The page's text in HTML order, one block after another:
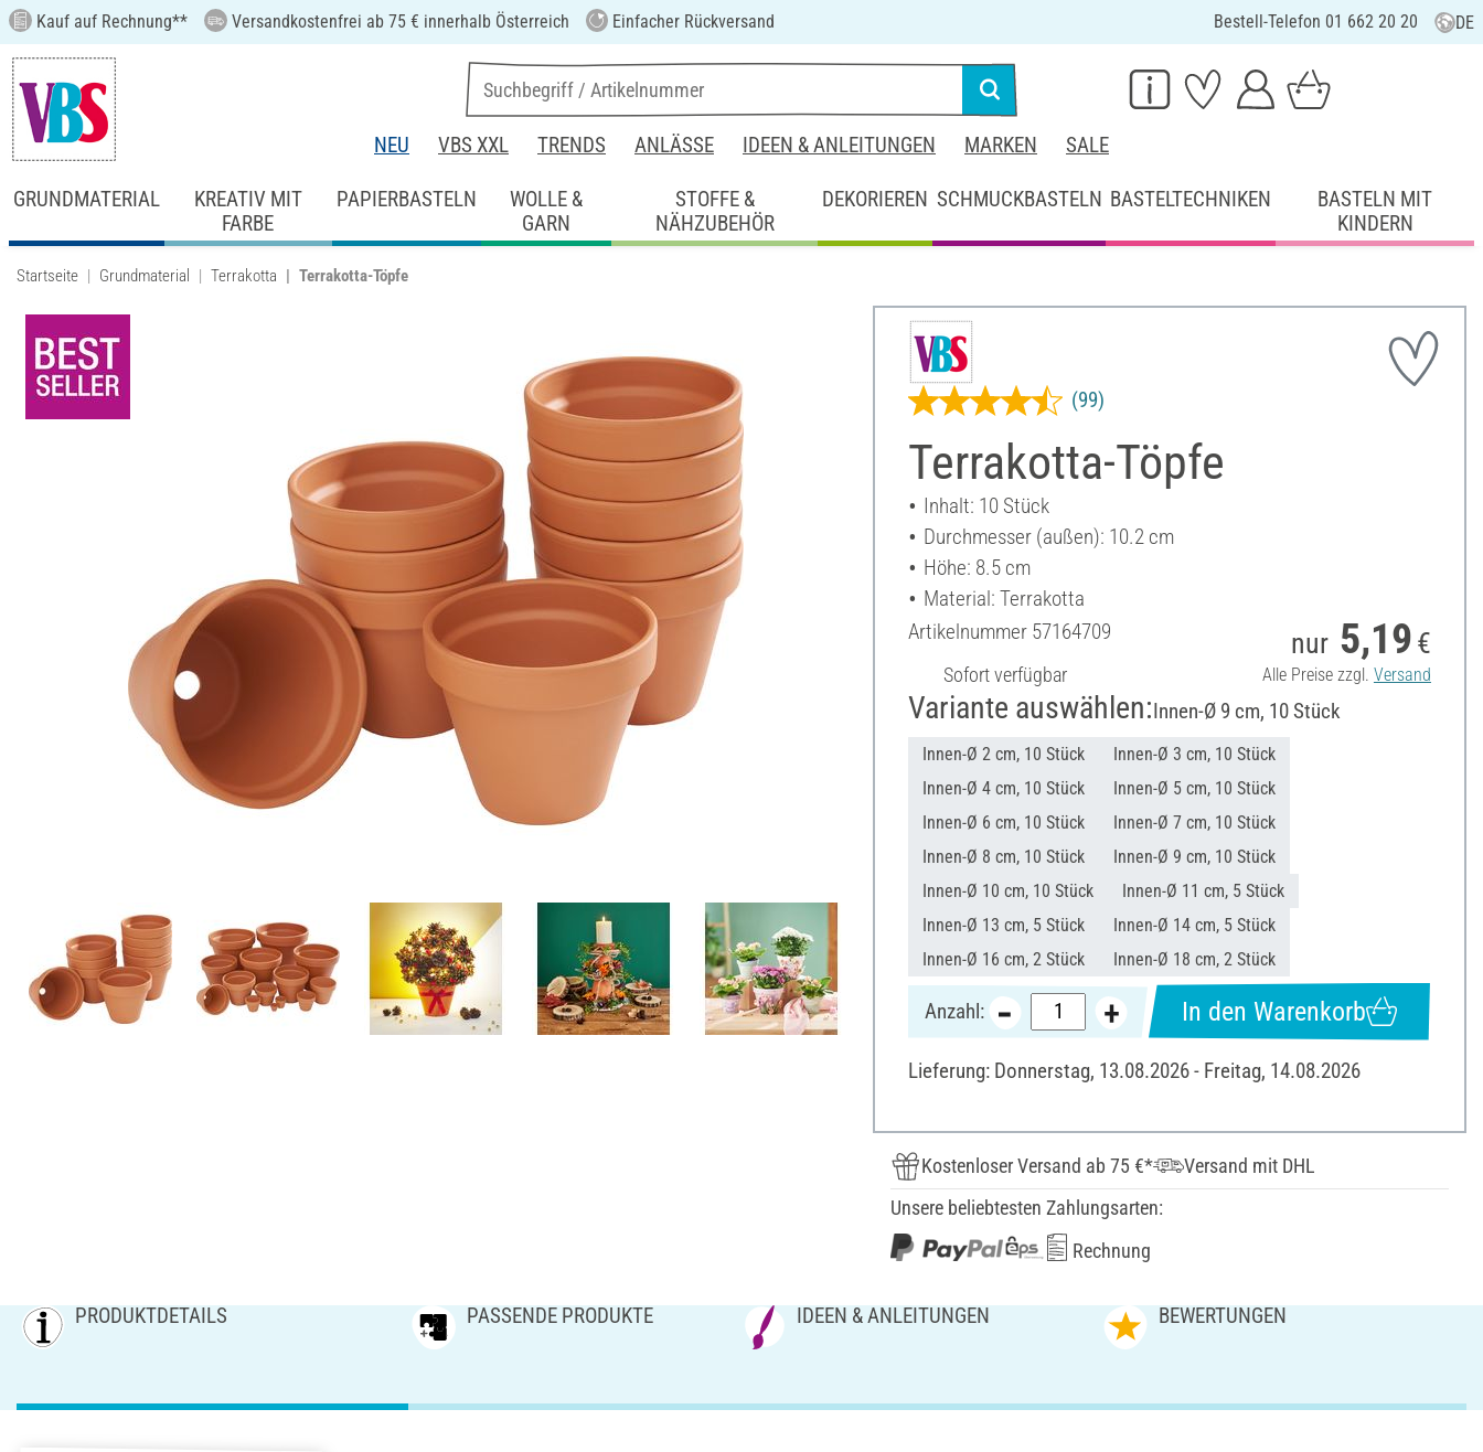
Kauf auf Rechnung** Versandkostenfrei ab 75 € innerhalb Österreich Einfacher Rückversand Bestell-Telefon 01 662 20 20 DE
NEU VBS XXL TRENDS ANLÄSSE IDEEN & ANLEITUNGEN MARKEN SALE
GRUNDMATERIAL
KREATIV MIT
FARBE
PAPIERBASTELN
WOLLE &
GARN
STOFFE &
NÄHZUBEHÖR
DEKORIEREN SCHMUCKBASTELN BASTELTECHNIKEN
BASTELN MIT
KINDERN
Startseite Grundmaterial Terrakotta Terrakotta-Töpfe
Terrakotta-Töpfe
(99)
Inhalt: 10 Stück
Durchmesser (außen): 10.2 cm
Höhe: 8.5 cm
Material: Terrakotta
Artikelnummer 57164709
Sofort verfügbar
nur 5,19 €
Alle Preise zzgl. Versand
Variante auswählen:Innen-Ø 9 cm, 10 Stück
Innen-Ø 2 cm, 10 Stück
Innen-Ø 3 cm, 10 Stück
Innen-Ø 4 cm, 10 Stück
Innen-Ø 5 cm, 10 Stück
Innen-Ø 6 cm, 10 Stück
Innen-Ø 7 cm, 10 Stück
Innen-Ø 8 cm, 10 Stück
Innen-Ø 9 cm, 10 Stück
Innen-Ø 10 cm, 10 Stück
Innen-Ø 11 cm, 5 Stück
Innen-Ø 13 cm, 5 Stück
Innen-Ø 14 cm, 5 Stück
Innen-Ø 16 cm, 2 Stück
Innen-Ø 18 cm, 2 Stück
Anzahl: In den Warenkorb
Lieferung: Donnerstag, 13.08.2026 - Freitag, 14.08.2026
Kostenloser Versand ab 75 €*
Versand mit DHL
Unsere beliebtesten Zahlungsarten:
Rechnung
PRODUKTDETAILS PASSENDE PRODUKTE IDEEN & ANLEITUNGEN BEWERTUNGEN